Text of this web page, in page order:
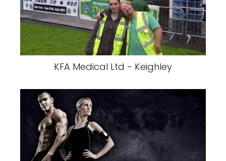
KFA Medical Ltd - Keighley